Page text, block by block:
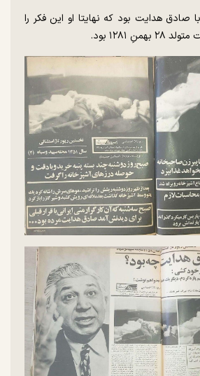
هدایت بود که نهایتا او این فکر را
۱۲۸۱ بود.